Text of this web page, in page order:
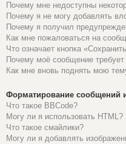
Почему мне недоступны
Почему я не могу добавлять
Почему я получил
Как мне пожаловаться на
Что означает кнопка
Почему моё сообщение требует
Как мне вновь поднять мою
Форматирование сообщений
Что такое BBCode?
Могу ли я использовать HTML?
Что такое смайлики?
Могу ли я добавлять